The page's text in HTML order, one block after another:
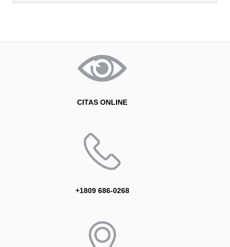
CITAS ONLINE
+1809 686-0268